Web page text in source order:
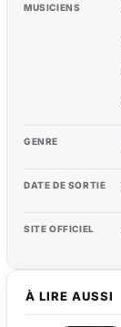
À LIRE AUSSI
MUSICIENS
GENRE
DATE DE SORTIE
SITE OFFICIEL